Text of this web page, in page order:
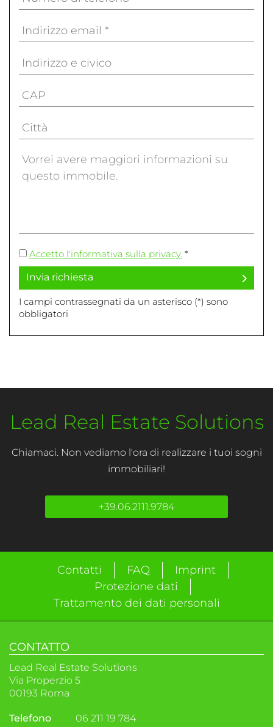
Accetto l'informativa sulla privacy. *
Invia richiesta
I campi contrassegnati da un asterisco (*) sono
obbligatori
Lead Real Estate Solutions
Chiamaci. Non vediamo l'ora di realizzare i tuoi sogni
immobiliari!
+39.06.2111.9784
Contatti FAQ
Imprint
Protezione dati
Trattamento dei dati personali
CONTATTO
Lead Real Estate Solutions
Via Properzio 5
00193 Roma
Telefono
06 211 19 784